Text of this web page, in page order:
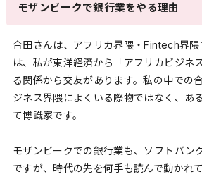
モザンビークで銀行業をやる理由
合田さんは、アフリカ界隈・Fintech界隈
は、私が東洋経済から「アフリカビジネ
る関係から交友があります。私の中での
ジネス界隈によくいる際物ではなく、あ
て博識家です。
モザンビークでの銀行業も、ソフトバン
ですが、時代の先を何手も読んで動かれ